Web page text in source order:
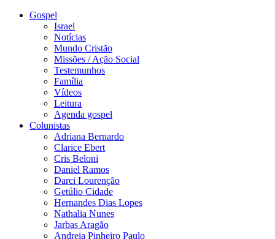
Gospel
Israel
Notícias
Mundo Cristão
Missões / Ação Social
Testemunhos
Família
Vídeos
Leitura
Agenda gospel
Colunistas
Adriana Bernardo
Clarice Ebert
Cris Beloni
Daniel Ramos
Darci Lourenção
Getúlio Cidade
Hernandes Dias Lopes
Nathalia Nunes
Jarbas Aragão
Andreia Pinheiro Paulo